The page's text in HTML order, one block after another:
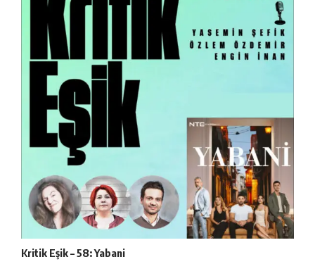
Kritik Eşik – 58: Yabani